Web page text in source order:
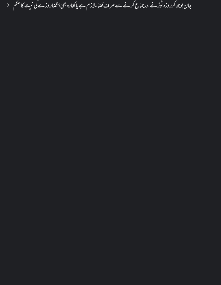
جان بوجھ کر روزہ ٹوڑنے اور جماع کرنے سے صرف قضاء لازم ہے یا کفارہ بھی؟ قضا روزے کی نیت کا حکم